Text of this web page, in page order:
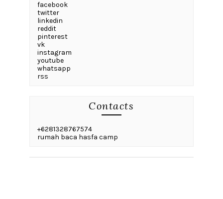
facebook
twitter
linkedin
reddit
pinterest
vk
instagram
youtube
whatsapp
rss
Contacts
+6281328767574
rumah baca hasfa camp